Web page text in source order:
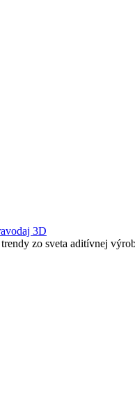
3D
zo sveta aditívnej